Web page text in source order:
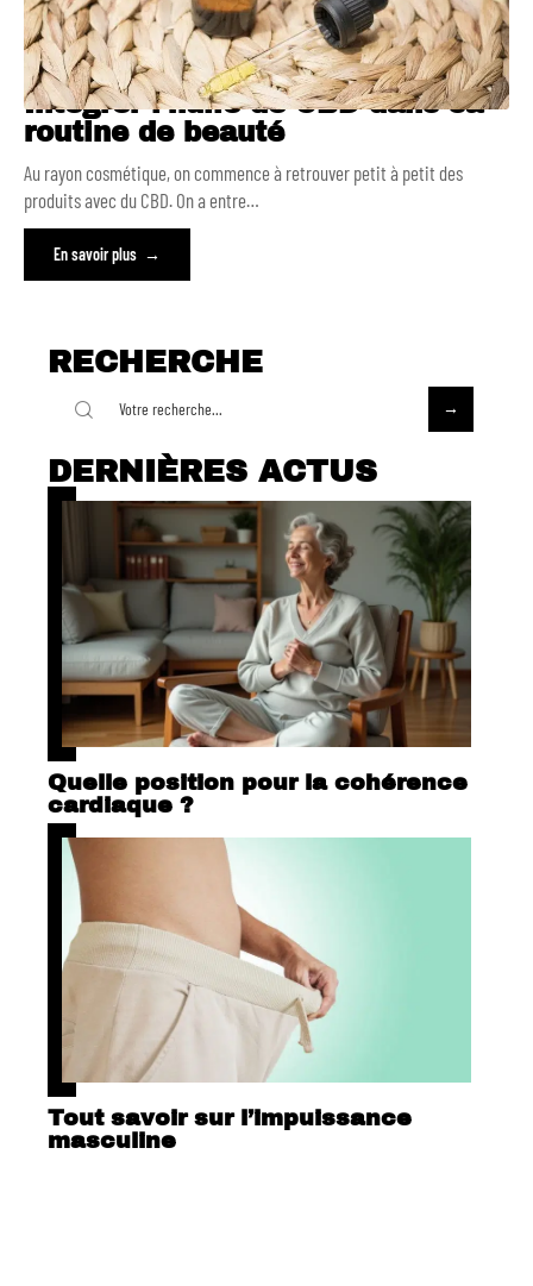
Intégrer l’huile de CBD dans sa
routine de beauté
Au rayon cosmétique, on commence à retrouver petit à petit des
produits avec du CBD. On a entre…
En savoir plus
RECHERCHE
DERNIÈRES ACTUS
Quelle position pour la cohérence
cardiaque ?
Tout savoir sur l’impuissance
masculine